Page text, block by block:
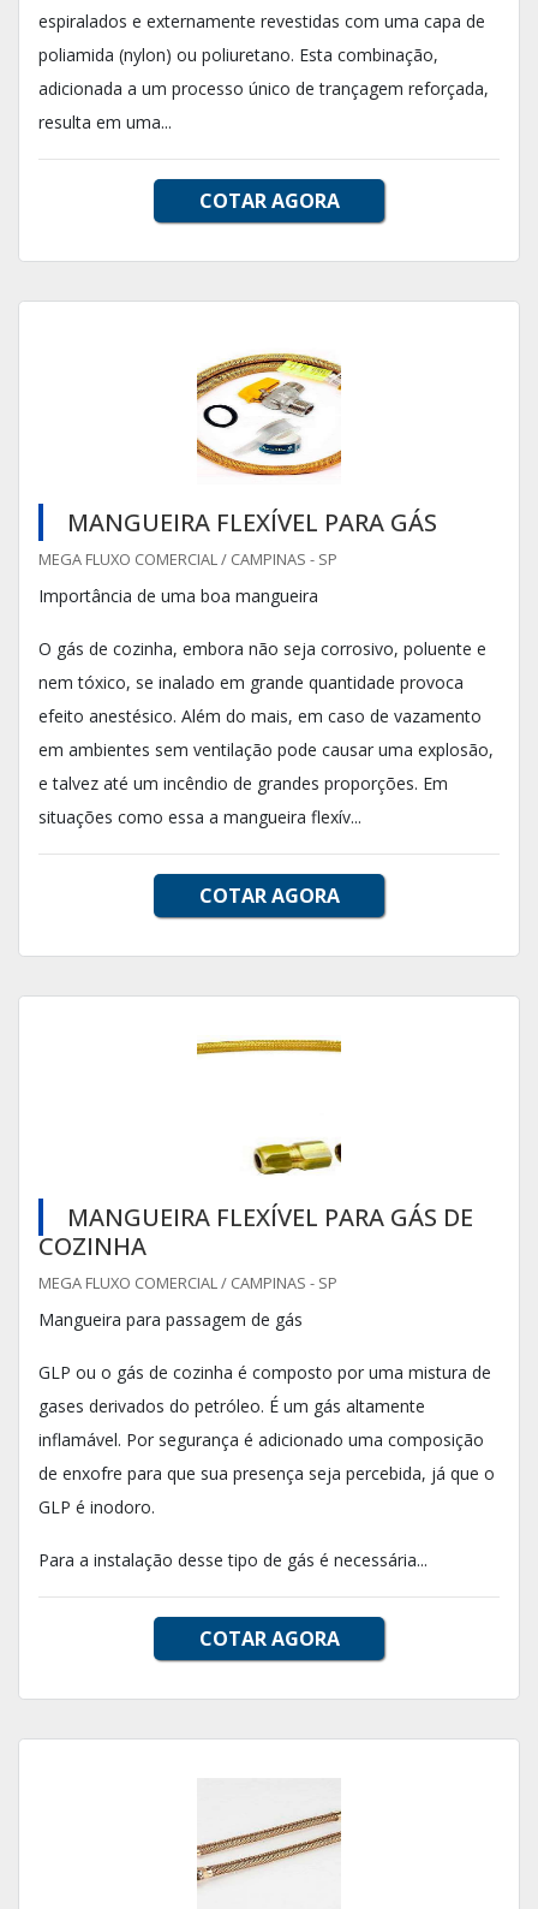
espiralados e externamente revestidas com uma capa de
poliamida (nylon) ou poliuretano. Esta combinação,
adicionada a um processo único de trançagem reforçada,
resulta em uma...
COTAR AGORA
MANGUEIRA FLEXÍVEL PARA GÁS
MEGA FLUXO COMERCIAL / CAMPINAS - SP
Importância de uma boa mangueira
O gás de cozinha, embora não seja corrosivo, poluente e
nem tóxico, se inalado em grande quantidade provoca
efeito anestésico. Além do mais, em caso de vazamento
em ambientes sem ventilação pode causar uma explosão,
e talvez até um incêndio de grandes proporções. Em
situações como essa a mangueira flexív...
COTAR AGORA
MANGUEIRA FLEXÍVEL PARA GÁS DE
COZINHA
MEGA FLUXO COMERCIAL / CAMPINAS - SP
Mangueira para passagem de gás
GLP ou o gás de cozinha é composto por uma mistura de
gases derivados do petróleo. É um gás altamente
inflamável. Por segurança é adicionado uma composição
de enxofre para que sua presença seja percebida, já que o
GLP é inodoro.
Para a instalação desse tipo de gás é necessária...
COTAR AGORA